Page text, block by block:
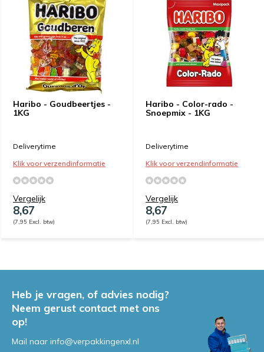
Haribo - Goudbeertjes -
1KG
Deliverytime
Klik voor verzendinformatie
Vergelijk
8,67
(7,95 Excl. btw)
Haribo - Color-rado -
Snoepmix - 1KG
Deliverytime
Klik voor verzendinformatie
Vergelijk
8,67
(7,95 Excl. btw)
Heb je vragen, of advies nodig?
Neem gerust contact met ons
op!
Mail naar info@verpakkingenxl.nl